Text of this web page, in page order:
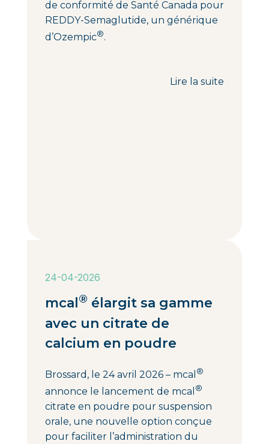
de conformité de Santé Canada pour
REDDY-Semaglutide, un générique
d’Ozempic®.
Lire la suite
24-04-2026
mcal® élargit sa gamme
avec un citrate de
calcium en poudre
Brossard, le 24 avril 2026 – mcal ®
annonce le lancement de mcal ®
citrate en poudre pour suspension
orale, une nouvelle option conçue
pour faciliter l’administration du